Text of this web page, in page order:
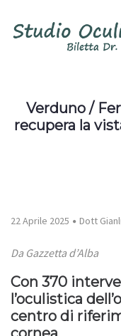
Verduno /
recupera la
22 Aprile 2025 Dott
Da Gazzetta d’Alba
Con 370
l’oculistica
centro di